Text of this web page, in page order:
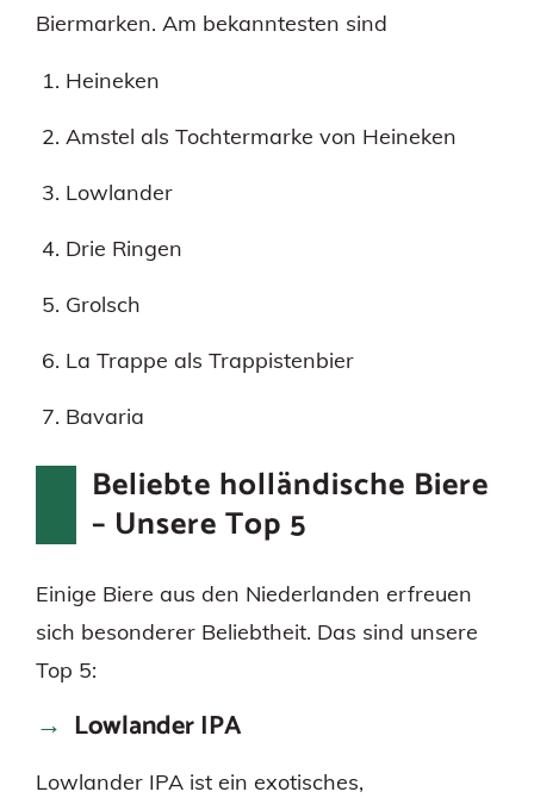
Biermarken. Am bekanntesten sind
Heineken
Amstel als Tochtermarke von Heineken
Lowlander
Drie Ringen
Grolsch
La Trappe als Trappistenbier
Bavaria
Beliebte holländische Biere
– Unsere Top 5
Einige Biere aus den Niederlanden erfreuen
sich besonderer Beliebtheit. Das sind unsere
Top 5:
Lowlander IPA
Lowlander IPA ist ein exotisches,